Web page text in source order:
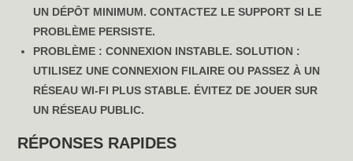
UN DÉPÔT MINIMUM. CONTACTEZ LE SUPPORT SI LE
PROBLÈME PERSISTE.
PROBLÈME : CONNEXION INSTABLE.SOLUTION :
UTILISEZ UNE CONNEXION FILAIRE OU PASSEZ À UN
RÉSEAU WI-FI PLUS STABLE. ÉVITEZ DE JOUER SUR
UN RÉSEAU PUBLIC.
RÉPONSES RAPIDES